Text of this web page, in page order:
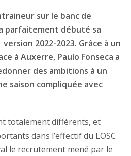
sur le banc de
parfaitement débuté sa
version 2022-2023. Grâce à un
à Auxerre, Paulo Fonseca a
des ambitions à un
saison compliquée avec
totalement différents, et
dans l’effectif du LOSC
le recrutement mené par le